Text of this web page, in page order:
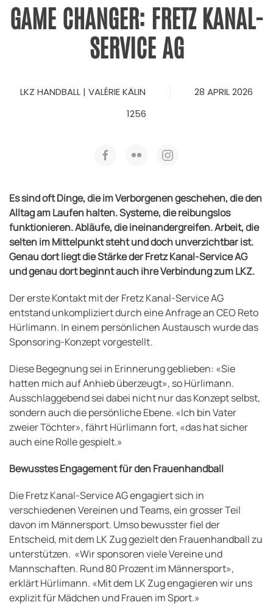
GAME CHANGER: FRETZ KANAL-
SERVICE AG
LKZ HANDBALL | VALÉRIE KÄLIN
28 APRIL 2026
1256
Es sind oft Dinge, die im Verborgenen geschehen, die den
Alltag am Laufen halten. Systeme, die reibungslos
funktionieren. Abläufe, die ineinandergreifen. Arbeit, die
selten im Mittelpunkt steht und doch unverzichtbar ist.
Genau dort liegt die Stärke der Fretz Kanal-Service AG
und genau dort beginnt auch ihre Verbindung zum LKZ.
Der erste Kontakt mit der Fretz Kanal-Service AG
entstand unkompliziert durch eine Anfrage an CEO Reto
Hürlimann. In einem persönlichen Austausch wurde das
Sponsoring-Konzept vorgestellt.
Diese Begegnung sei in Erinnerung geblieben: «Sie
hatten mich auf Anhieb überzeugt», so Hürlimann.
Ausschlaggebend sei dabei nicht nur das Konzept selbst,
sondern auch die persönliche Ebene. «Ich bin Vater
zweier Töchter», fährt Hürlimann fort, «das hat sicher
auch eine Rolle gespielt.»
Bewusstes Engagement für den Frauenhandball
Die Fretz Kanal-Service AG engagiert sich in
verschiedenen Vereinen und Teams, ein grosser Teil
davon im Männersport. Umso bewusster fiel der
Entscheid, mit dem LK Zug gezielt den Frauenhandball zu
unterstützen. «Wir sponsoren viele Vereine und
Mannschaften. Rund 80 Prozent im Männersport»,
erklärt Hürlimann. «Mit dem LK Zug engagieren wir uns
explizit für Mädchen und Frauen im Sport.»